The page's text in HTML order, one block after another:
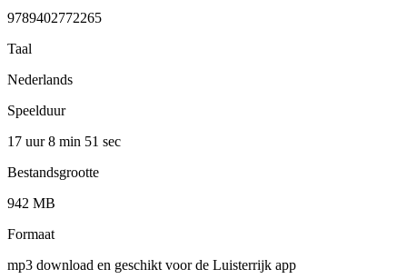
9789402772265
Taal
Nederlands
Speelduur
17 uur 8 min 51 sec
Bestandsgrootte
942 MB
Formaat
mp3 download en geschikt voor de Luisterrijk app